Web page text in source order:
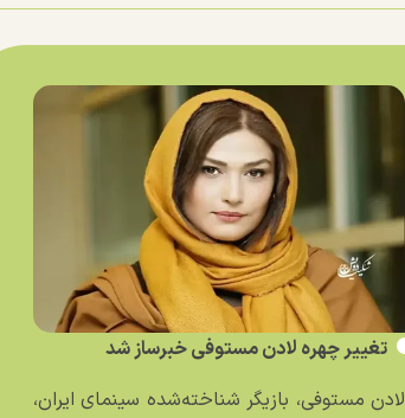
تغییر چهره لادن مستوفی خبرساز شد
لادن مستوفی، بازیگر شناخته‌شده سینمای ایران،